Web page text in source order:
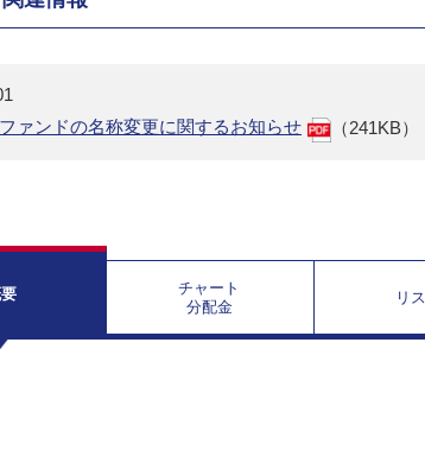
ァンドの名称変更に関するお知らせ
（241KB）
チャート
分配金
リ